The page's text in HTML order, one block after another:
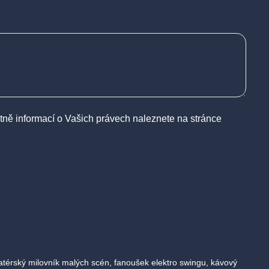
informací o Vašich právech naleznete na stránce
milovník malých scén, fanoušek elektro swingu, kávový